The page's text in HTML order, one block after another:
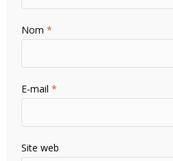
Nom*
E-mail*
Site web